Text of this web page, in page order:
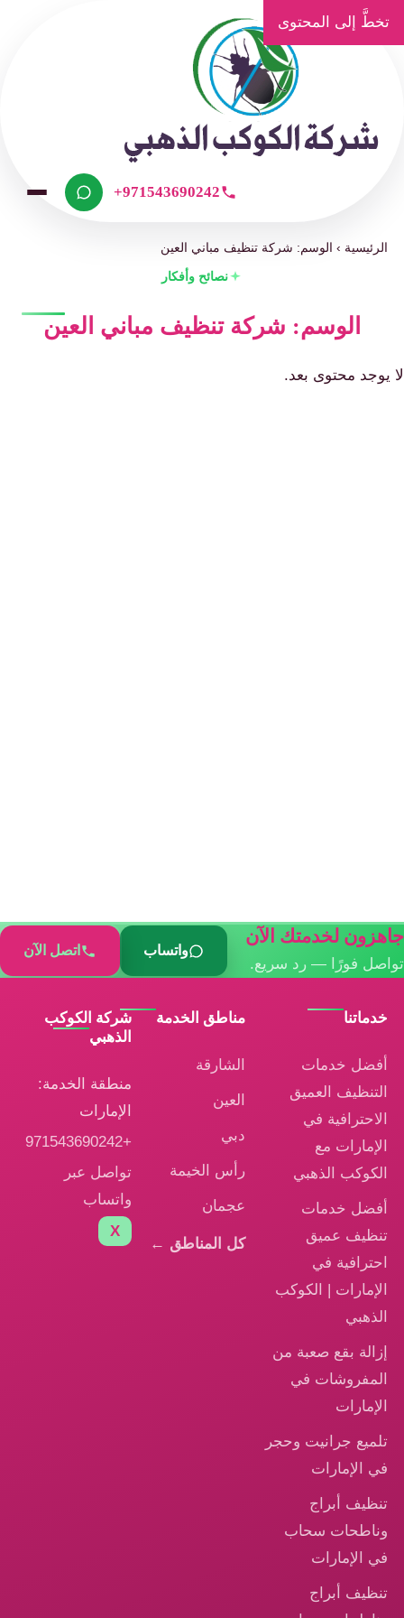
تخطَّ إلى المحتوى
+971543690242
الرئيسية ›الوسم: شركة تنظيف مباني العين
نصائح وأفكار
الوسم: شركة تنظيف مباني العين
لا يوجد محتوى بعد.
جاهزون لخدمتك الآن
تواصل فورًا — رد سريع.
واتساب اتصل الآن
خدماتنا
أفضل خدمات
التنظيف العميق
الاحترافية في
الإمارات مع
الكوكب الذهبي
أفضل خدمات
تنظيف عميق
احترافية في
الإمارات | الكوكب
الذهبي
إزالة بقع صعبة من
المفروشات في
الإمارات
تلميع جرانيت وحجر
في الإمارات
تنظيف أبراج
وناطحات سحاب
في الإمارات
تنظيف أبراج
مناطق الخدمة
الشارقة
العين
دبي
رأس الخيمة
عجمان
كل المناطق ←
شركة الكوكب
الذهبي
منطقة الخدمة:
الإمارات
+971543690242
تواصل عبر
واتساب
X